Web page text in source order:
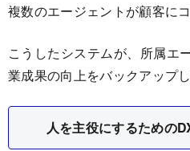
複数のエージェントが顧客に
こうしたシステムが、所属エ
業成果の向上をバックアップし
人を主役にするための